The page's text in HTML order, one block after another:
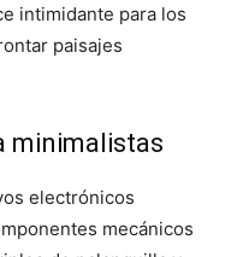
intimidante para los
paisajes
minimalistas
electrónicos
mecánicos